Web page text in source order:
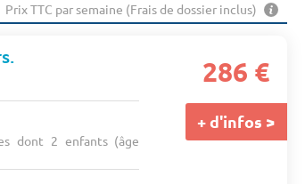
Prix TTC par semaine (Frais de dossier inclus)
dont 2 enfants (âge
286 €
+ d'infos >